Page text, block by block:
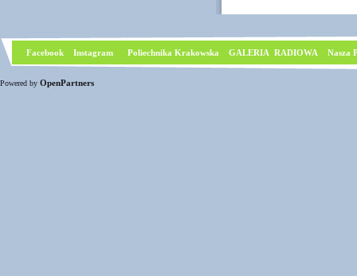
Facebook Instagram Poliechnika Krakowska GALERIA RADIOWA Nasza
Powered by OpenPartners